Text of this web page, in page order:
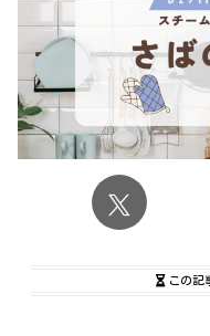
この記